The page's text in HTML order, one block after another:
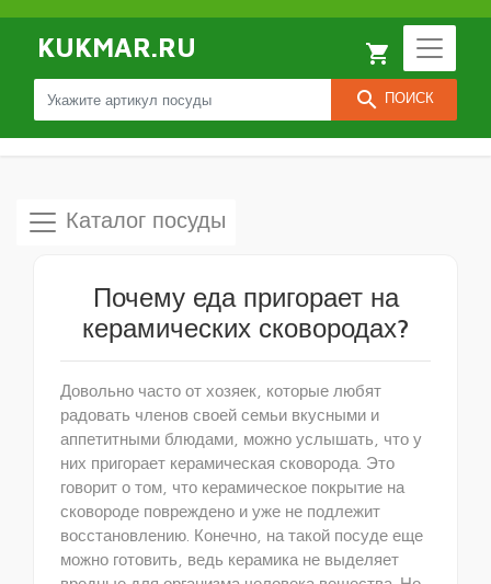
KUKMAR.RU
search ПОИСК
local_grocery_store
Каталог посуды
Почему еда пригорает на
керамических сковородах?
Довольно часто от хозяек, которые любят
радовать членов своей семьи вкусными и
аппетитными блюдами, можно услышать, что у
них пригорает керамическая сковорода. Это
говорит о том, что керамическое покрытие на
сковороде повреждено и уже не подлежит
восстановлению. Конечно, на такой посуде еще
можно готовить, ведь керамика не выделяет